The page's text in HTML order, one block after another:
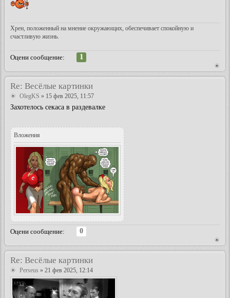
Хрен, положенный на мнение окружающих, обеспечивает спокойную и
счастливую жизнь.
Оцени сообщение:
1
Re: Весёлые картинки
OlegKS » 15 фев 2025, 11:57
Захотелось секаса в раздевалке
Вложения
Оцени сообщение:
0
Re: Весёлые картинки
Perseus » 21 фев 2025, 12:14